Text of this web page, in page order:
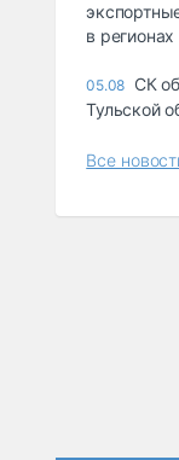
в регионах
05.08 СК
Тульской
Все